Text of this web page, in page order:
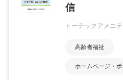
信
トーテックアメニ
高齢者福祉
ホームページ・ポ